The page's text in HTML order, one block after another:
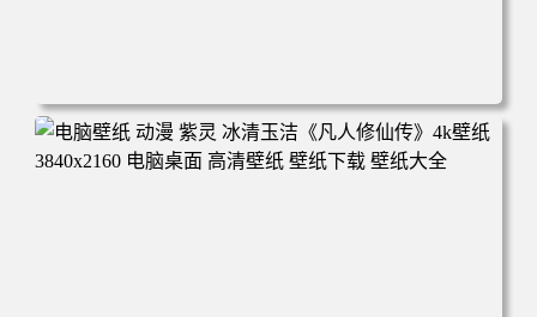
电脑壁纸 动漫 凡人修仙传 韩立 结婴 4k壁纸 3840x2160 电
脑桌面 高清壁纸 壁纸下载 壁纸大全